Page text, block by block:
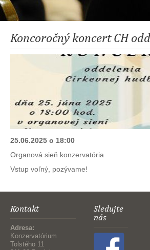
Koncoročný koncert CH
25.06.2025 o 18:00
Organová sieň konzervatória
Vstup voľný, pozývame!
Kontakt
Adresa:
Konzervatórium
Tolstého 11
Sledujte
nás